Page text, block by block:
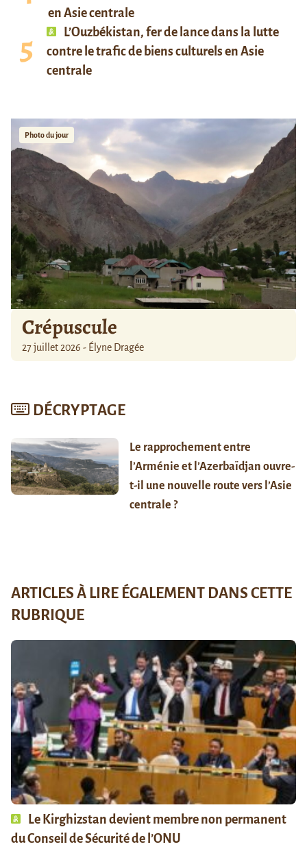
en Asie centrale
L’Ouzbékistan, fer de lance dans la lutte
contre le trafic de biens culturels en Asie
centrale
Photo du jour
Crépuscule
27 juillet 2026 - Élyne Dragée
DÉCRYPTAGE
Le rapprochement entre
l’Arménie et l’Azerbaïdjan ouvre-
t-il une nouvelle route vers l’Asie
centrale ?
ARTICLES À LIRE ÉGALEMENT DANS CETTE
RUBRIQUE
Le Kirghizstan devient membre non permanent
du Conseil de Sécurité de l’ONU